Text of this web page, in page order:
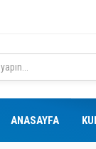
ANASAYFA